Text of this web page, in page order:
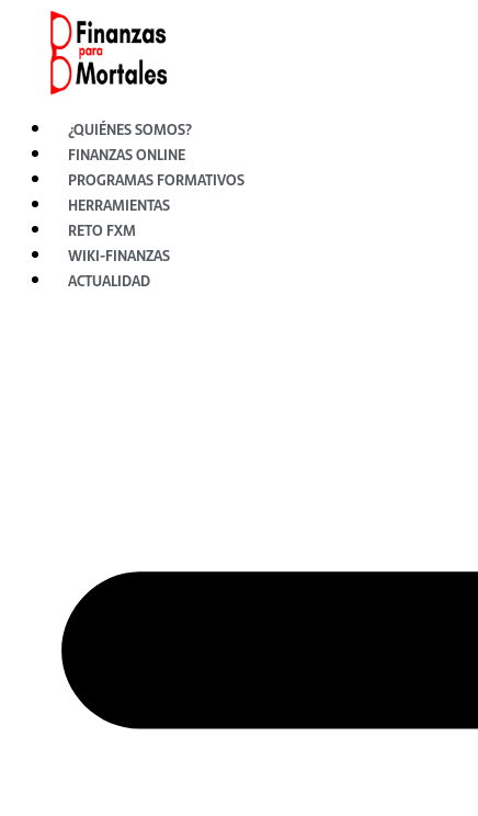
contenido
¿QUIÉNES SOMOS?
FINANZAS ONLINE
PROGRAMAS FORMATIVOS
HERRAMIENTAS
RETO FXM
WIKI-FINANZAS
ACTUALIDAD